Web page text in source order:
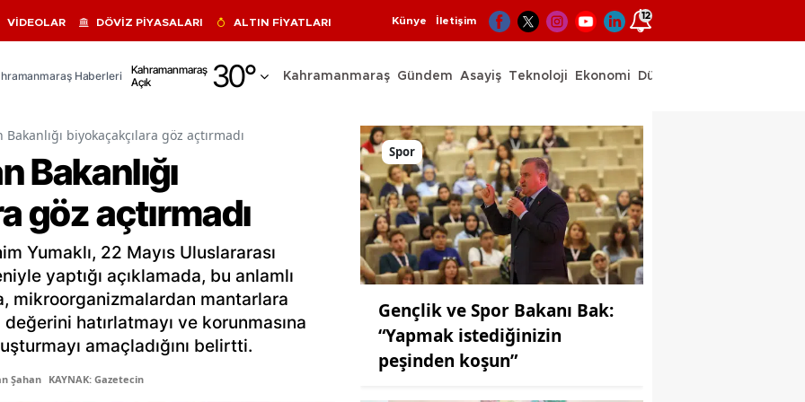
VİDEOLAR DÖVİZ PİYASALARI ALTIN FİYATLARI Künye İletişim 12
Haberleri
Kahramanmaraş
Açık
30°
Adıyaman
Afyonkarahisar
Ağrı
Antalya
Artvin
Aydın
Kahramanmaraş Gündem Asayiş Teknoloji Ekonomi Dünya
biyokaçakçılara göz açtırmadı
Bakanlığı
göz açtırmadı
Yumaklı, 22 Mayıs Uluslararası
yaptığı açıklamada, bu anlamlı
mikroorganizmalardan mantarlara
hatırlatmayı ve korunmasına
amaçladığını belirtti.
Şahan KAYNAK: Gazetecin
Spor
Gençlik ve Spor Bakanı Bak:
“Yapmak istediğinizin
peşinden koşun”